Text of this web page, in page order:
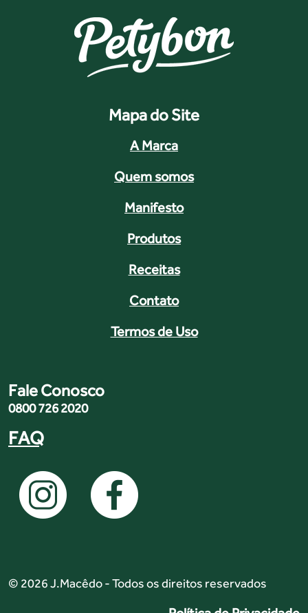
Mapa do Site
A Marca
Quem somos
Manifesto
Produtos
Receitas
Contato
Termos de Uso
Fale Conosco
0800 726 2020
FAQ
© 2026 J.Macêdo - Todos os direitos reservados